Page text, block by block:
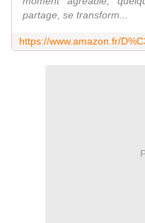
partage, se transform...